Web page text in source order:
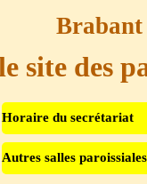
Brabant
site des
Horaire du secrétariat
Autres salles paroissiales